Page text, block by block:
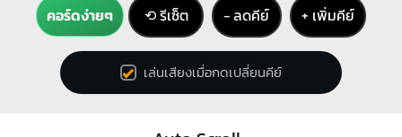
คอร์ดง่ายๆ ⟲ รีเซ็ต − ลดคีย์ + เพิ่มคีย์
เล่นเสียงเมื่อกดเปลี่ยนคีย์